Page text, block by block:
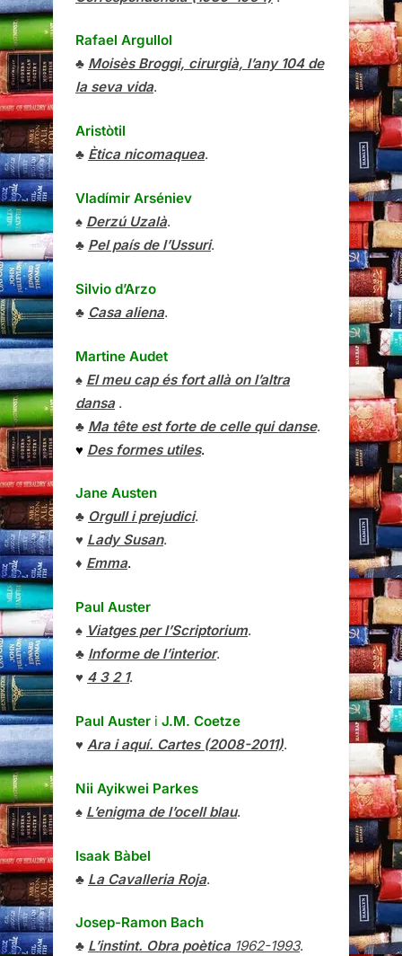
Rafael Argullol
♣ Moisès Broggi, cirurgià, l’any 104 de
la seva vida.
Aristòtil
♣ Ètica nicomaquea.
Vladímir Arséniev
♠ Derzú Uzalà.
♣ Pel país de l’Ussuri.
Silvio d’Arzo
♣ Casa aliena.
Martine Audet
♠ El meu cap és fort allà on l’altra
dansa.
♣ Ma tête est forte de celle qui danse.
♥ Des formes utiles.
Jane Austen
♣ Orgull i prejudici.
♥ Lady Susan.
♦ Emma.
Paul Auster
♠ Viatges per l’Scriptorium.
♣ Informe de l’interior.
♥ 4 3 2 1.
Paul Auster i J.M. Coetze
♥ Ara i aquí. Cartes (2008-2011).
Nii Ayikwei Parkes
♠ L’enigma de l’ocell blau.
Isaak Bàbel
♣ La Cavalleria Roja.
Josep-Ramon Bach
♣ L’instint. Obra poètica1962-1993.